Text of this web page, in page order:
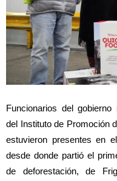
Funcionarios del
del Instituto de Promoción
estuvieron presentes en
desde donde partió el
de deforestación, de